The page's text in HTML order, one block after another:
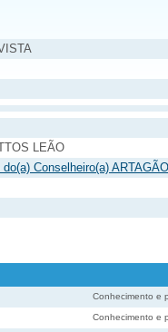
LEÃO
Conselheiro(a)
Conhecimento e
Conhecimento e